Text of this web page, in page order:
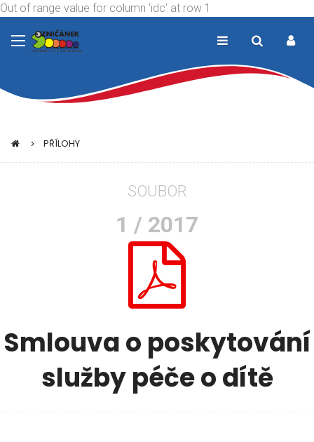
Out of range value for column 'idc' at row 1
PŘÍLOHY
SOUBOR
1 / 2017
Smlouva o poskytování
služby péče o dítě